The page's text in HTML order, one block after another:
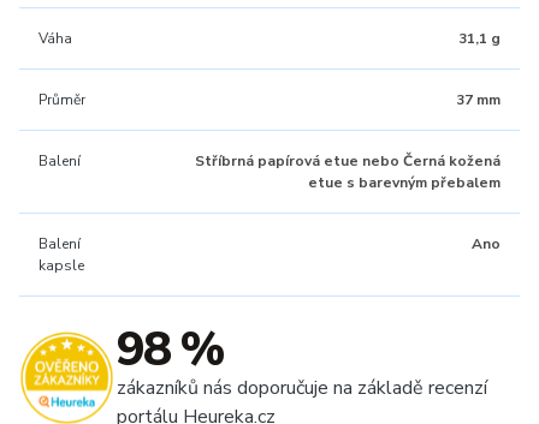
Váha 31,1 g
Průměr 37 mm
Balení
Stříbrná papírová etue nebo Černá kožená
etue s barevným přebalem
Balení
kapsle
Ano
98 %
zákazníků nás doporučuje na základě recenzí
portálu Heureka.cz